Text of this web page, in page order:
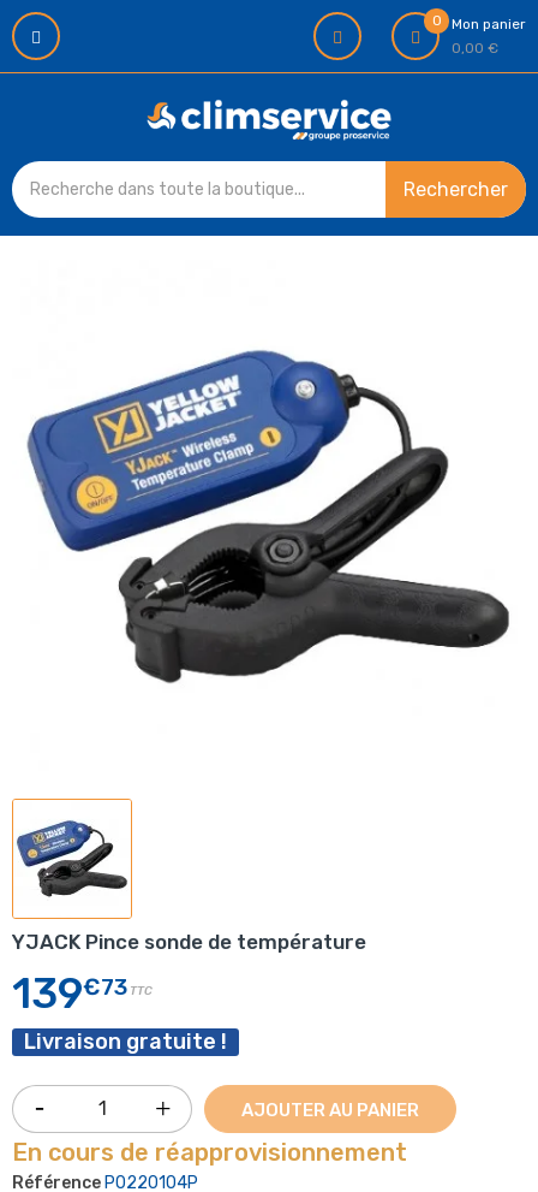
0
Mon panier
0,00 €
Rechercher
YJACK Pince sonde de température
139€73 TTC
Livraison gratuite !
AJOUTER AU PANIER
En cours de réapprovisionnement
Référence P0220104P